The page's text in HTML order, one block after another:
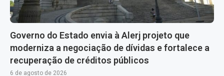
Governo do Estado envia à Alerj projeto que
moderniza a negociação de dívidas e fortalece a
recuperação de créditos públicos
6 de agosto de 2026